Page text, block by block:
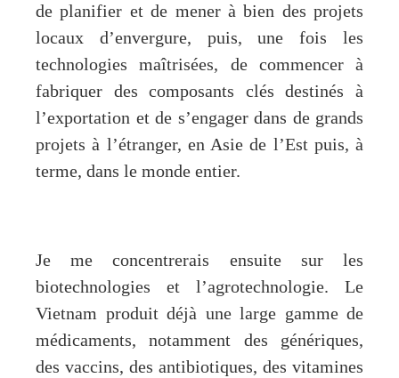
de planifier et de mener à bien des projets
locaux d’envergure, puis, une fois les
technologies maîtrisées, de commencer à
fabriquer des composants clés destinés à
l’exportation et de s’engager dans de grands
projets à l’étranger, en Asie de l’Est puis, à
terme, dans le monde entier.
Je me concentrerais ensuite sur les
biotechnologies et l’agrotechnologie. Le
Vietnam produit déjà une large gamme de
médicaments, notamment des génériques,
des vaccins, des antibiotiques, des vitamines